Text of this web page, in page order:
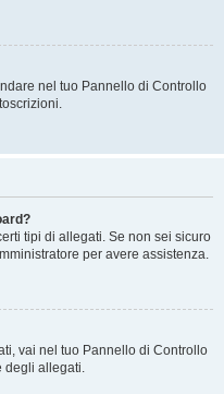
nel tuo Pannello di Controllo
tipi di allegati. Se non sei sicuro
per avere assistenza.
vai nel tuo Pannello di Controllo
degli allegati.